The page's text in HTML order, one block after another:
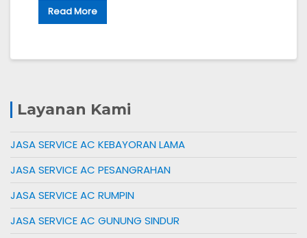
Read More
Layanan Kami
JASA SERVICE AC KEBAYORAN LAMA
JASA SERVICE AC PESANGRAHAN
JASA SERVICE AC RUMPIN
JASA SERVICE AC GUNUNG SINDUR